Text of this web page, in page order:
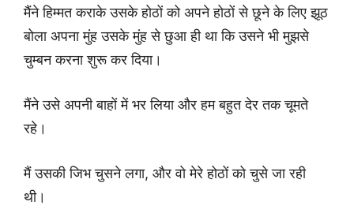
मैंने हिम्मत कराके उसके होठों को अपने होठों से छूने के लिए झूठ
बोला अपना मुंह उसके मुंह से छुआ ही था कि उसने भी मुझसे
चुम्बन करना शुरू कर दिया।
मैंने उसे अपनी बाहों में भर लिया और हम बहुत देर तक चूमते
रहे।
मैं उसकी जिभ चुसने लगा, और वो मेरे होठों को चुसे जा रही
थी।